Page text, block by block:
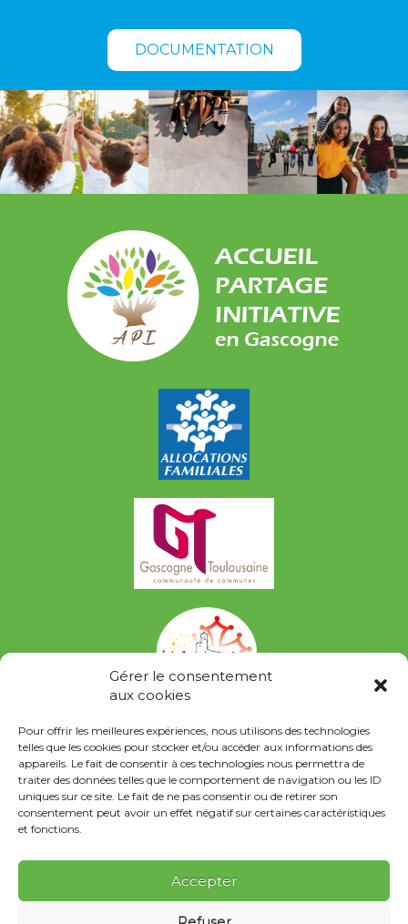
Gérer le consentement
aux cookies
Pour offrir les meilleures expériences, nous utilisons des technologies
telles que les cookies pour stocker et/ou accéder aux informations des
appareils. Le fait de consentir à ces technologies nous permettra de
traiter des données telles que le comportement de navigation ou les ID
uniques sur ce site. Le fait de ne pas consentir ou de retirer son
consentement peut avoir un effet négatif sur certaines caractéristiques
et fonctions.
Accepter
DOCUMENTATION